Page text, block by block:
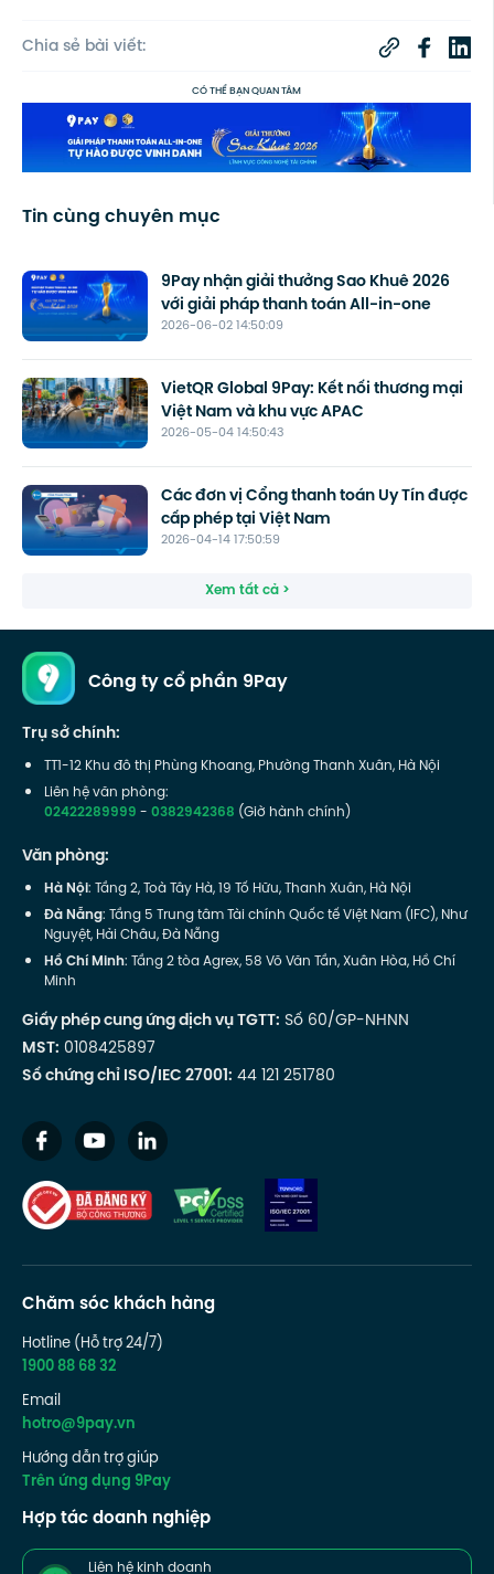
Chia sẻ bài viết:
CÓ THỂ BẠN QUAN TÂM
Tin cùng chuyên mục
2026-06-02 14:50:09
9Pay nhận giải thưởng Sao Khuê 2026
với giải pháp thanh toán All-in-one
2026-05-04 14:50:43
VietQR Global 9Pay: Kết nối thương mại
Việt Nam và khu vực APAC
2026-04-14 17:50:59
Các đơn vị Cổng thanh toán Uy Tín được
cấp phép tại Việt Nam
Xem tất cả >
Công ty cổ phần 9Pay
Trụ sở chính:
TT1-12 Khu đô thị Phùng Khoang, Phường Thanh Xuân, Hà Nội
Liên hệ văn phòng:
02422289999-0382942368 (Giờ hành chính)
Văn phòng:
Hà Nội: Tầng 2, Toà Tây Hà, 19 Tố Hữu, Thanh Xuân, Hà Nội
Đà Nẵng: Tầng 5 Trung tâm Tài chính Quốc tế Việt Nam (IFC), Như
Nguyệt, Hải Châu, Đà Nẵng
Hồ Chí Minh: Tầng 2 tòa Agrex, 58 Võ Văn Tần, Xuân Hòa, Hồ Chí
Minh
Giấy phép cung ứng dịch vụ TGTT: Số 60/GP-NHNN
MST: 0108425897
Số chứng chỉ ISO/IEC 27001: 44 121 251780
Chăm sóc khách hàng
Hotline (Hỗ trợ 24/7)
1900 88 68 32
Email
hotro@9pay.vn
Hướng dẫn trợ giúp
Trên ứng dụng 9Pay
Hợp tác doanh nghiệp
Liên hệ kinh doanh